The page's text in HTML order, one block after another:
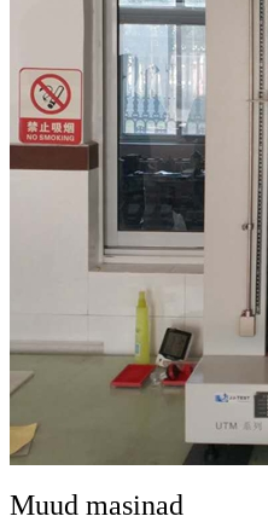
Muud masinad